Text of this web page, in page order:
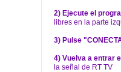
2) Ejecute el
libres en la parte
3) Pulse
4) Vuelva a entrar
la señal de RT TV